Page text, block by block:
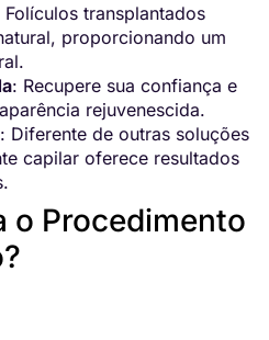
Folículos transplantados
proporcionando um
: Recupere sua confiança e
rejuvenescida.
: Diferente de outras soluções
capilar oferece resultados
o Procedimento